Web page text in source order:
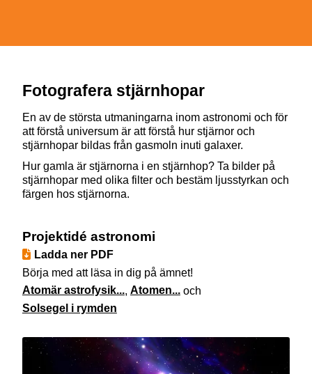
Fotografera stjärnhopar
En av de största utmaningarna inom astronomi och för
att förstå universum är att förstå hur stjärnor och
stjärnhopar bildas från gasmoln inuti galaxer.
Hur gamla är stjärnorna i en stjärnhop? Ta bilder på
stjärnhopar med olika filter och bestäm ljusstyrkan och
färgen hos stjärnorna.
Projektidé astronomi
Ladda ner PDF
Börja med att läsa in dig på ämnet!
Atomär astrofysik..., Atomen...och
Solsegel i rymden